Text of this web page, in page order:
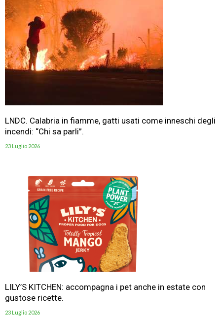
LNDC. Calabria in fiamme, gatti usati come inneschi degli
incendi: “Chi sa parli”.
23 Luglio 2026
LILY’S KITCHEN: accompagna i pet anche in estate con
gustose ricette.
23 Luglio 2026